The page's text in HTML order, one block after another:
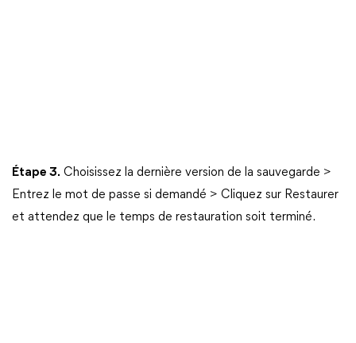
Étape 3. Choisissez la dernière version de la sauvegarde >
Entrez le mot de passe si demandé > Cliquez sur Restaurer
et attendez que le temps de restauration soit terminé.